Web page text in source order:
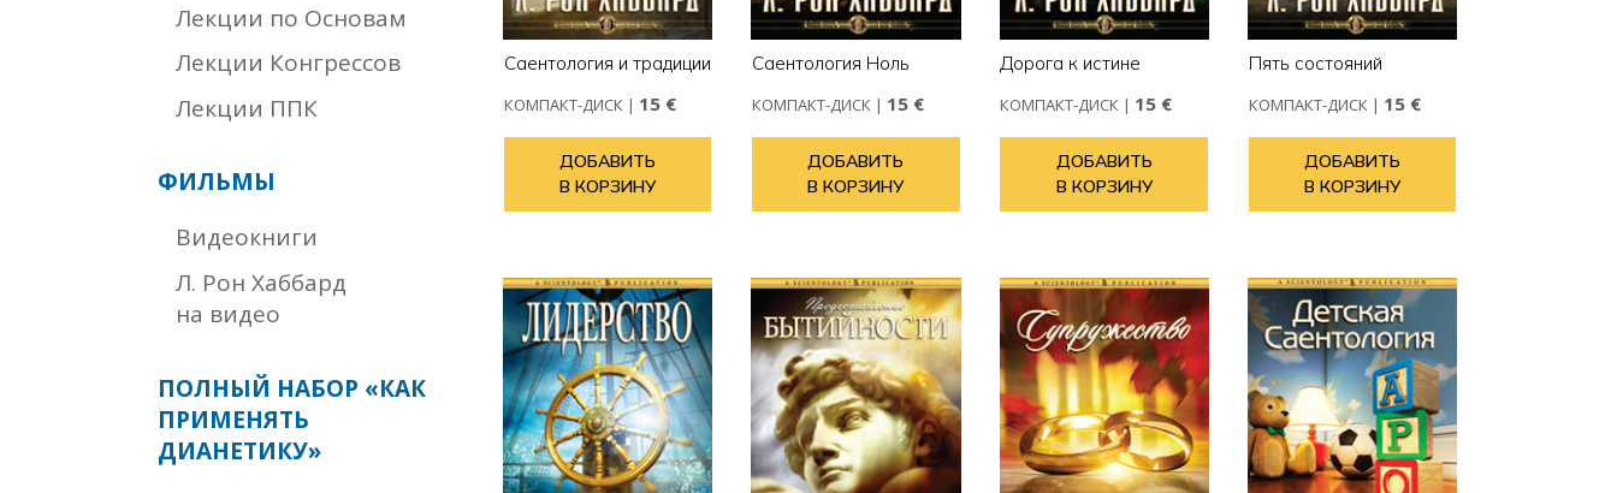
Лекции по Основам
Лекции Конгрессов
Лекции ППК
ФИЛЬМЫ
Видеокниги
Л. Рон Хаббард
на видео
ПОЛНЫЙ НАБОР «КАК
ПРИМЕНЯТЬ
ДИАНЕТИКУ»
Саентология и традиции
КОМПАКТ-ДИСК| 15 €
ДОБАВИТЬ
В КОРЗИНУ
Саентология Ноль
КОМПАКТ-ДИСК | 15 €
ДОБАВИТЬ
В КОРЗИНУ
Дорога к истине
КОМПАКТ-ДИСК | 15 €
ДОБАВИТЬ
В КОРЗИНУ
Пять состояний
КОМПАКТ-ДИСК| 15 €
ДОБАВИТЬ
В КОРЗИНУ